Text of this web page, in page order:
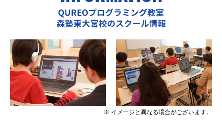
QUREOプログラミング教室
森塾東大宮校のスクール情報
※ イメージと異なる場合がございます。